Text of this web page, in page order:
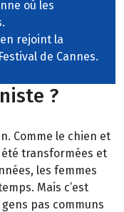
où les
rejoint la
de Cannes.
?
Comme le chien et
transformées et
les femmes
Mais c’est
pas communs